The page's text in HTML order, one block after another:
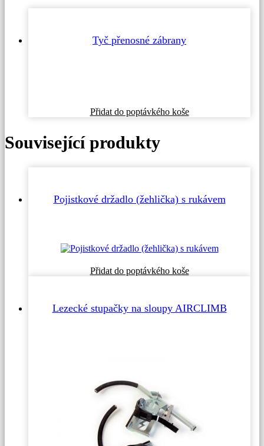
Tyč přenosné zábrany
Přidat do poptávkého koše
Související produkty
Pojistkové držadlo (žehlička) s rukávem
Přidat do poptávkého koše
Lezecké stupačky na sloupy AIRCLIMB